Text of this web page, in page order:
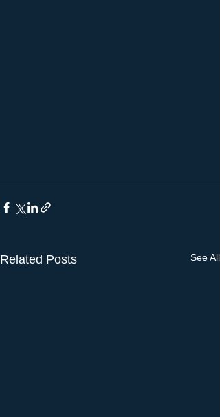
Related Posts See All